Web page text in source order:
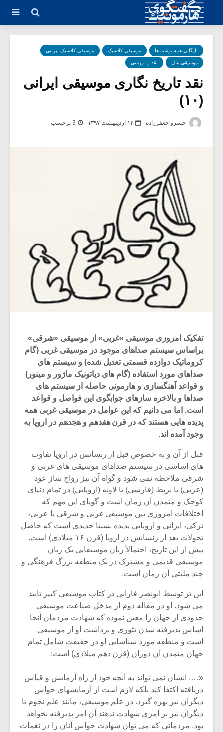
بایگانی همه نوشته ها موسیقی کلاسیک موسیقی کلاسیک ایرانی
موسیقی ملل نقد و بررسی
نقد تاریخ نگاری موسیقی ایرانی
(۱۰)
خسرو جعفرزاده ۱۴ اردیبهشت ۱۳۹۷ 3 برچسب -
تفکیک امروزی موسیقی «غربی» از موسیقی «شرقی»
براساس سیستم صداهای موجود در موسیقی غربی (گام
کروماتیک دوازده قسمتی تعدیل شده) و سیستم های
صداهای مورد استفاده (گام های دیاتونیک ماژور و مینور)
و قواعد آهنگسازی و هارمونی حاصله از سیستم های
صداها و بالاخره سازهای جوابگوی این فواصل و قواعد
است. اما می دانیم که این عوامل در موسیقی غربی همه
پدیده هایی هستند که در قرن هفدهم و هجدهم در اروپا به
وجود آمده اند.
قبل از آن و به خصوص قبل از رنسانس در اروپا تفاوت
های اساسی در سیستم صداهای موسیقی های غربی و
شرقی ملاحظه نمی شود و گواه آن نیز رواج ساز عود
(عربی) یا بربط (فارسی) یا لاونه (اروپایی) در تمام دنیای
کوچک و متمدن آن زمان است و گویای این مهم که
اختلافات امروزی بین موسیقی غربی و شرقی یا عربی،
ترکی، ایرانی و اروپایی پدیده نسبتا جدیدی است که حاصل
تحولات بعد از رنسانس در اروپا (قرن ۱۶ میلادی) است.
پیش از این تاریخ، احتمالاً زبان موسیقایی یک زبان
موسیقی قدیمی و مشترک در یک منطقه بزرگ فرهنگی و
چند ملیتی آن زمان است.
این تز توسط ابونصر فارابی در کتاب موسیقی کبیر تایید
می شود. او در مقاله دوم از مدخل صناعت موسیقی
حدودی از جهان را معین نموده که شهادت مردمان آنجا
اساس پذیرفته شدن تئوری و برداشت او از موسیقی
است و منطقه مورد شناسایی او در حقیقت شامل تمام
جهان متمدن آن دوران (قرن دهم میلادی) است:
«…. انسان نمی تواند به آنچه خود از راه آزمایش و قیاس
دریافته اکتفا کند بلکه لازم است از آزمایشهای حواس
دیگران نیز بهره گیرد. در علم موسیقی، مانند علم نجوم تا
دیگران نیز بر امری شهادت ندهند آن امر پذیرفته نخواهد
بود. مردمانی که می توان شهادت حواس آنان را در نغمات
میکلوش روژا
یادداشتی بر موسیقی
شیش و نیم»
اگر نمی توانی
مشهورترین باشی،
بدنام ترین باش
برگزار
سکانسی
موسیقی